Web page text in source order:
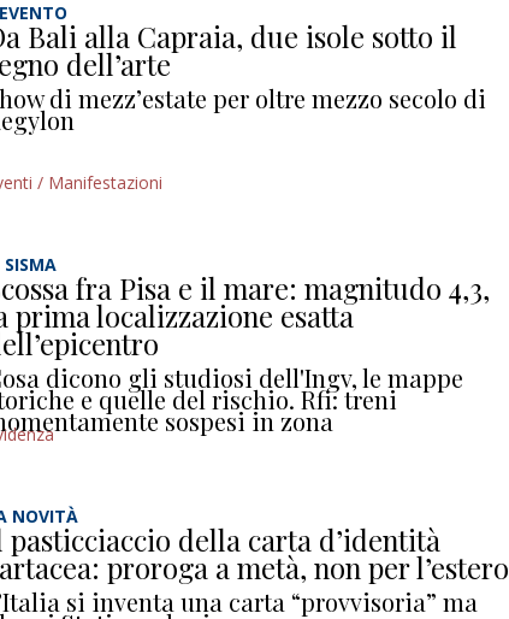
Bali alla Capraia, due isole sotto il
dell’arte
di mezz’estate per oltre mezzo secolo di
/ Manifestazioni
SISMA
fra Pisa e il mare: magnitudo 4,3,
prima localizzazione esatta
dicono gli studiosi dell'Ingv, le mappe
e quelle del rischio. Rfi: treni
sospesi in zona
NOVITÀ
pasticciaccio della carta d’identità
proroga a metà, non per l’estero
si inventa una carta “provvisoria” ma